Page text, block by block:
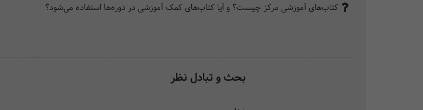
کتاب‌های آموزشی مرکز چیست؟ و آیا کتاب‌های کمک آموزشی در دوره‌ها استفاده می‌شود؟
بحث و تبادل نظر